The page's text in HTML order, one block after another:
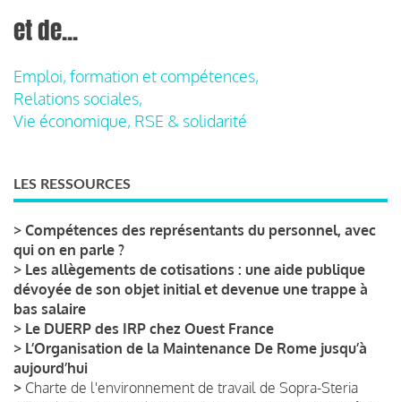
et de...
Emploi, formation et compétences,
Relations sociales,
Vie économique, RSE & solidarité
LES RESSOURCES
> Compétences des représentants du personnel, avec
qui on en parle ?
> Les allègements de cotisations : une aide publique
dévoyée de son objet initial et devenue une trappe à
bas salaire
> Le DUERP des IRP chez Ouest France
> L’Organisation de la Maintenance De Rome jusqu’à
aujourd’hui
> Charte de l'environnement de travail de Sopra-Steria